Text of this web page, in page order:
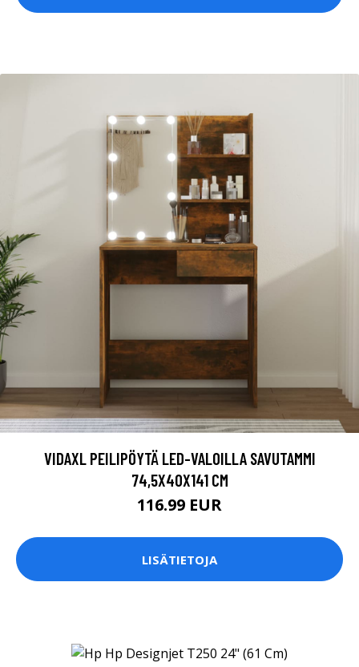
VIDAXL PEILIPÖYTÄ LED-VALOILLA SAVUTAMMI
74,5X40X141 CM
116.99 EUR
LISÄTIETOJA